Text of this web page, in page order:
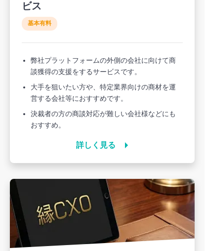
ビス
基本有料
弊社プラットフォームの外側の会社に向けて商
談獲得の支援をするサービスです。
大手を狙いたい方や、特定業界向けの商材を運
営する会社等におすすめです。
決裁者の方の商談対応が難しい会社様などにも
おすすめ。
詳しく見る